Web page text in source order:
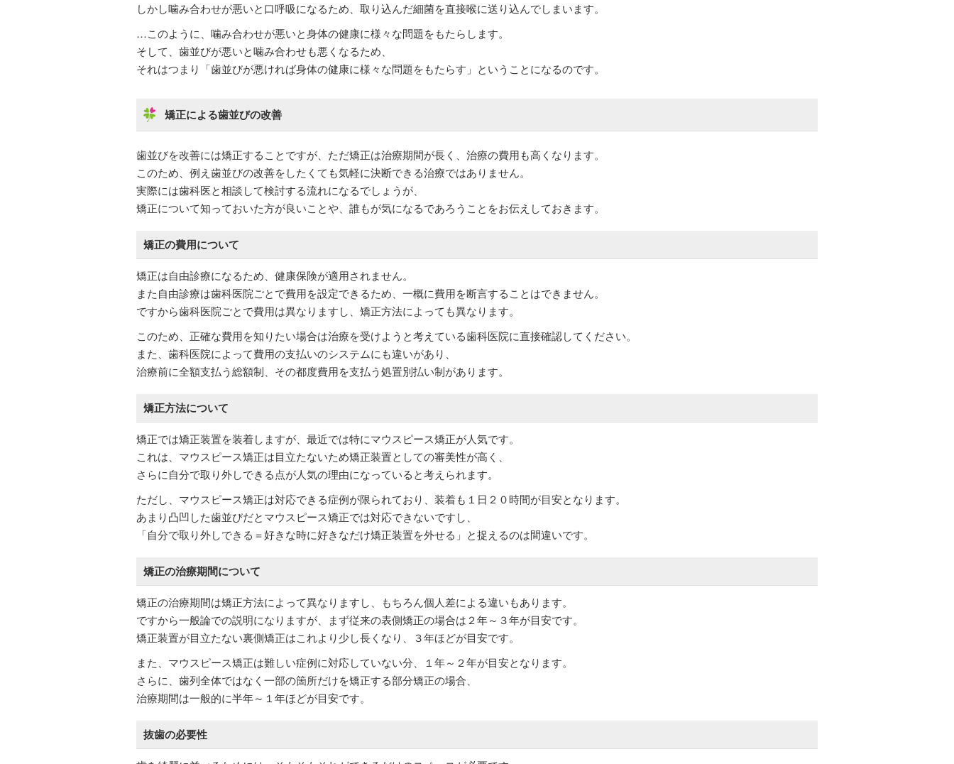
しかし噛み合わせが悪いと口呼吸になるため、取り込んだ細菌を直接喉に送り込んでしまいます。
…このように、噛み合わせが悪いと身体の健康に様々な問題をもたらします。
そして、歯並びが悪いと噛み合わせも悪くなるため、
それはつまり「歯並びが悪ければ身体の健康に様々な問題をもたらす」ということになるのです。
矯正による歯並びの改善
歯並びを改善には矯正することですが、ただ矯正は治療期間が長く、治療の費用も高くなります。
このため、例え歯並びの改善をしたくても気軽に決断できる治療ではありません。
実際には歯科医と相談して検討する流れになるでしょうが、
矯正について知っておいた方が良いことや、誰もが気になるであろうことをお伝えしておきます。
矯正の費用について
矯正は自由診療になるため、健康保険が適用されません。
また自由診療は歯科医院ごとで費用を設定できるため、一概に費用を断言することはできません。
ですから歯科医院ごとで費用は異なりますし、矯正方法によっても異なります。
このため、正確な費用を知りたい場合は治療を受けようと考えている歯科医院に直接確認してください。
また、歯科医院によって費用の支払いのシステムにも違いがあり、
治療前に全額支払う総額制、その都度費用を支払う処置別払い制があります。
矯正方法について
矯正では矯正装置を装着しますが、最近では特にマウスピース矯正が人気です。
これは、マウスピース矯正は目立たないため矯正装置としての審美性が高く、
さらに自分で取り外しできる点が人気の理由になっていると考えられます。
ただし、マウスピース矯正は対応できる症例が限られており、装着も１日２０時間が目安となります。
あまり凸凹した歯並びだとマウスピース矯正では対応できないですし、
「自分で取り外しできる＝好きな時に好きなだけ矯正装置を外せる」と捉えるのは間違いです。
矯正の治療期間について
矯正の治療期間は矯正方法によって異なりますし、もちろん個人差による違いもあります。
ですから一般論での説明になりますが、まず従来の表側矯正の場合は２年～３年が目安です。
矯正装置が目立たない裏側矯正はこれより少し長くなり、３年ほどが目安です。
また、マウスピース矯正は難しい症例に対応していない分、１年～２年が目安となります。
さらに、歯列全体ではなく一部の箇所だけを矯正する部分矯正の場合、
治療期間は一般的に半年～１年ほどが目安です。
抜歯の必要性